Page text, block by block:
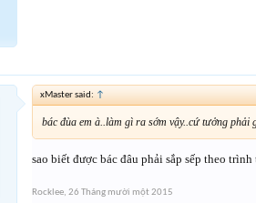
xMaster said: ↑
bác đùa em à..làm gì ra sớm vậy..cứ tưởng phải
sao biết được bác đâu phải sắp sếp theo
Rocklee, 26 Tháng mười một 2015